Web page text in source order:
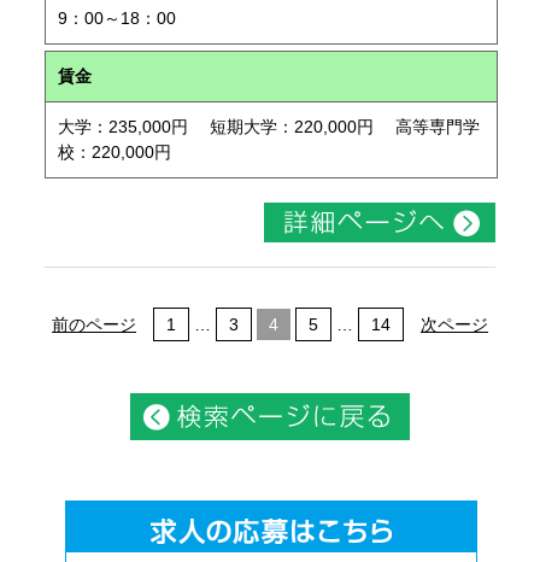
9：00～18：00
賃金
大学：235,000円 短期大学：220,000円 高等専門学
校：220,000円
前のページ 1 3 4 5 14 次ページ